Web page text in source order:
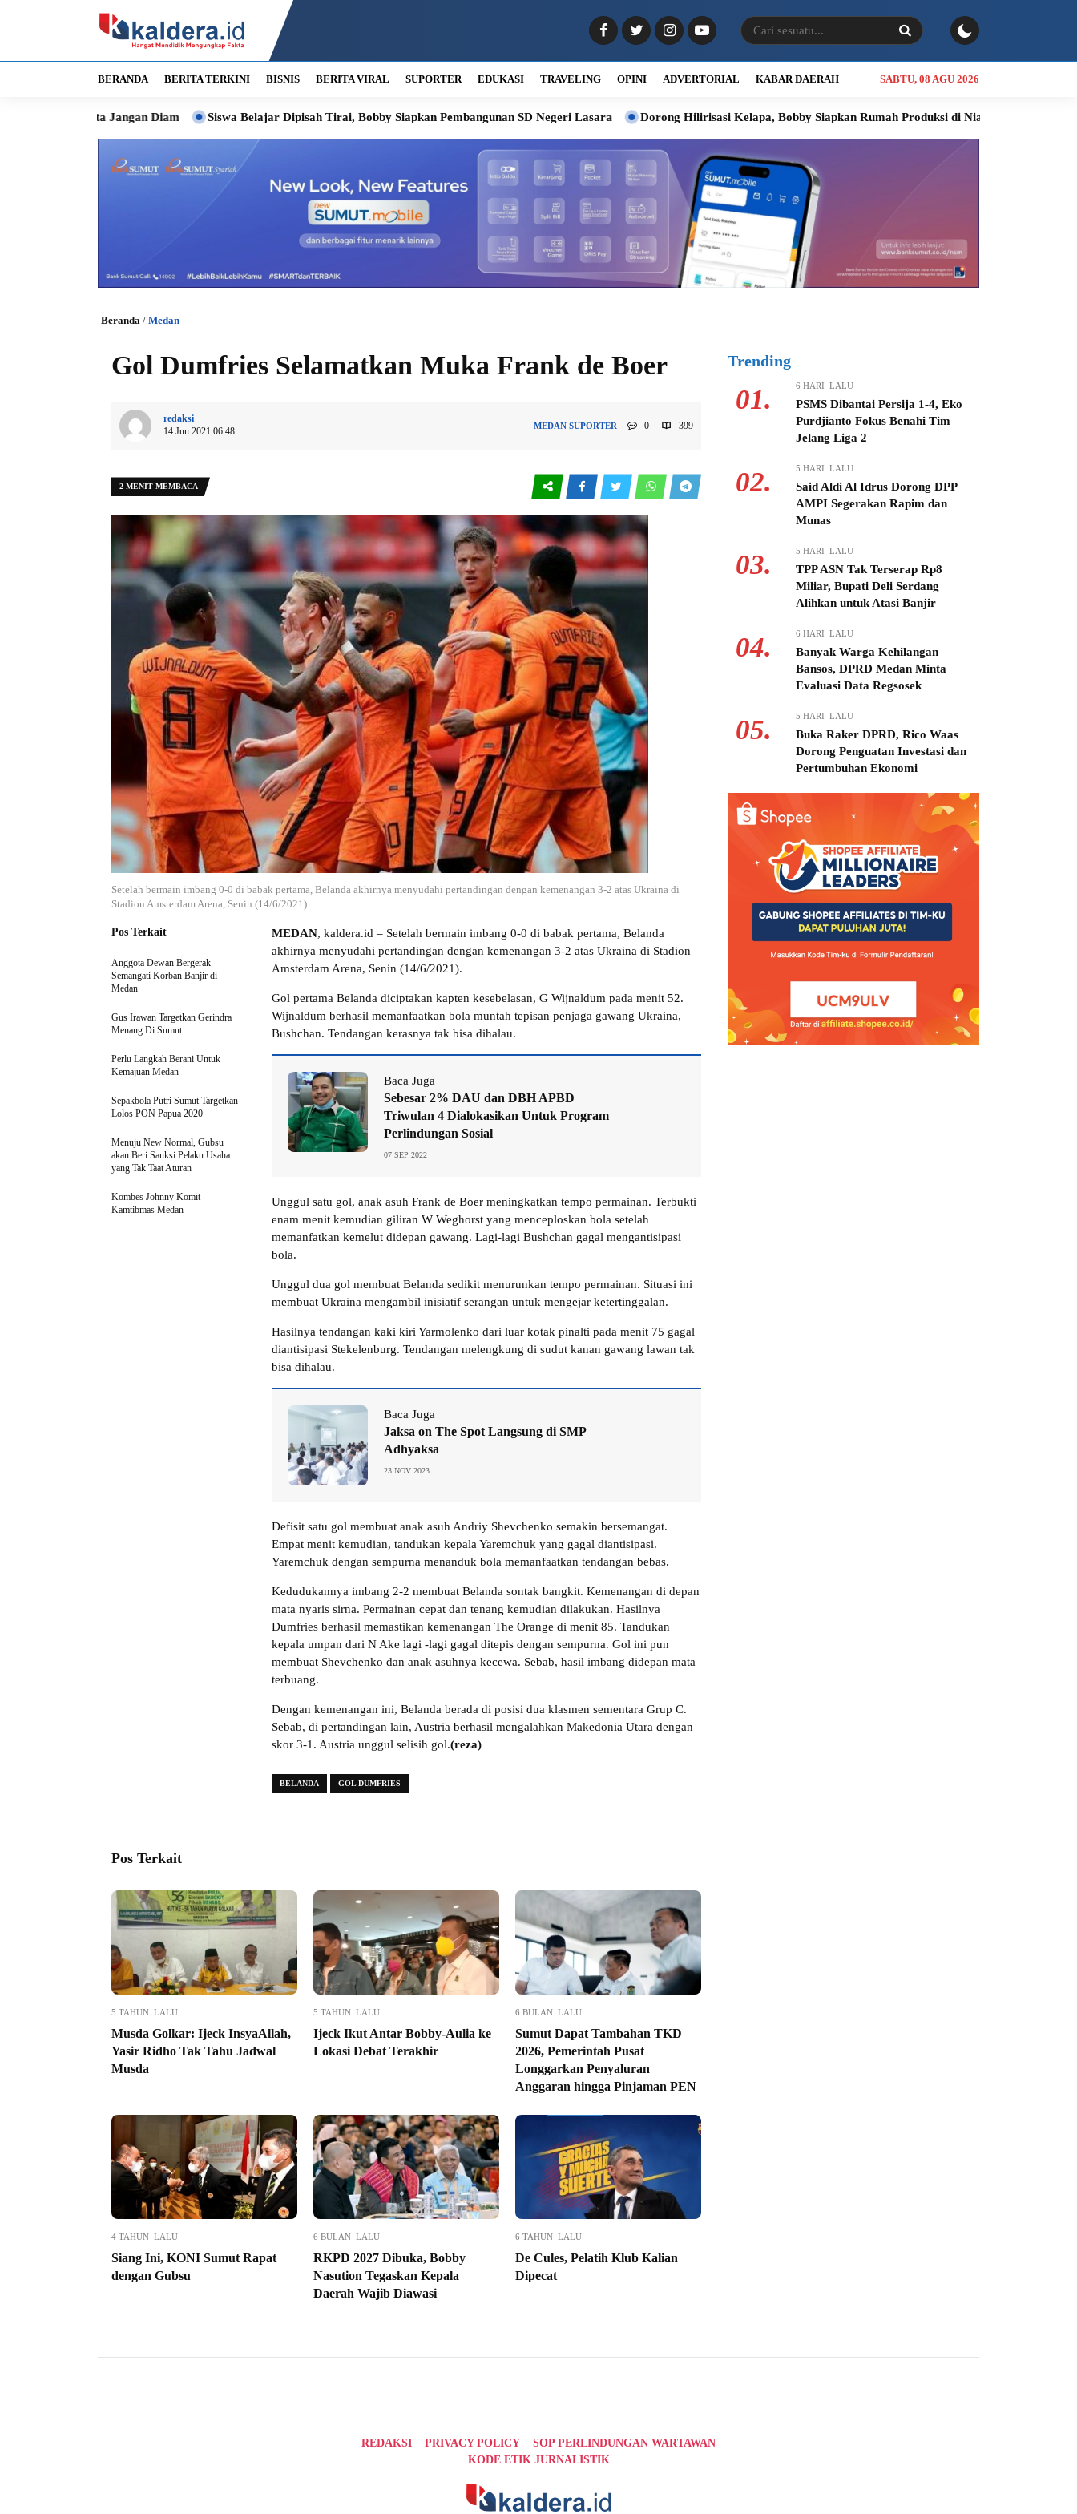
BERANDA BERITA TERKINI BISNIS BERITA VIRAL SUPORTER EDUKASI TRAVELING OPINI ADVERTORIAL KABAR DAERAH SABTU, 08 AGU 2026
Jangan Diam Siswa Belajar Dipisah Tirai, Bobby Siapkan Pembangunan SD Negeri Lasara Dorong Hilirisasi Kelapa, Bobby Siapkan Rumah Produksi di Nias Utara INALUM Siapkan
Beranda / Medan
Gol Dumfries Selamatkan Muka Frank de Boer
redaksi
14 Jun 2021 06:48
MEDAN SUPORTER 0 399
2 MENIT MEMBACA
Setelah bermain imbang 0-0 di babak pertama, Belanda akhirnya menyudahi pertandingan dengan kemenangan 3-2 atas Ukraina di
Stadion Amsterdam Arena, Senin (14/6/2021).
MEDAN, kaldera.id – Setelah bermain imbang 0-0 di babak pertama, Belanda
akhirnya menyudahi pertandingan dengan kemenangan 3-2 atas Ukraina di Stadion
Amsterdam Arena, Senin (14/6/2021).
Gol pertama Belanda diciptakan kapten kesebelasan, G Wijnaldum pada menit 52.
Wijnaldum berhasil memanfaatkan bola muntah tepisan penjaga gawang Ukraina,
Bushchan. Tendangan kerasnya tak bisa dihalau.
Baca Juga
Sebesar 2% DAU dan DBH APBD
Triwulan 4 Dialokasikan Untuk Program
Perlindungan Sosial
07 SEP 2022
Unggul satu gol, anak asuh Frank de Boer meningkatkan tempo permainan. Terbukti
enam menit kemudian giliran W Weghorst yang menceploskan bola setelah
memanfatkan kemelut didepan gawang. Lagi-lagi Bushchan gagal mengantisipasi
bola.
Unggul dua gol membuat Belanda sedikit menurunkan tempo permainan. Situasi ini
membuat Ukraina mengambil inisiatif serangan untuk mengejar ketertinggalan.
Hasilnya tendangan kaki kiri Yarmolenko dari luar kotak pinalti pada menit 75 gagal
diantisipasi Stekelenburg. Tendangan melengkung di sudut kanan gawang lawan tak
bisa dihalau.
Baca Juga
Jaksa on The Spot Langsung di SMP
Adhyaksa
23 NOV 2023
Defisit satu gol membuat anak asuh Andriy Shevchenko semakin bersemangat.
Empat menit kemudian, tandukan kepala Yaremchuk yang gagal diantisipasi.
Yaremchuk dengan sempurna menanduk bola memanfaatkan tendangan bebas.
Kedudukannya imbang 2-2 membuat Belanda sontak bangkit. Kemenangan di depan
mata nyaris sirna. Permainan cepat dan tenang kemudian dilakukan. Hasilnya
Dumfries berhasil memastikan kemenangan The Orange di menit 85. Tandukan
kepala umpan dari N Ake lagi -lagi gagal ditepis dengan sempurna. Gol ini pun
membuat Shevchenko dan anak asuhnya kecewa. Sebab, hasil imbang didepan mata
terbuang.
Dengan kemenangan ini, Belanda berada di posisi dua klasmen sementara Grup C.
Sebab, di pertandingan lain, Austria berhasil mengalahkan Makedonia Utara dengan
skor 3-1. Austria unggul selisih gol.(reza)
BELANDA GOL DUMFRIES
Pos Terkait
Anggota Dewan Bergerak
Semangati Korban Banjir di
Medan
Gus Irawan Targetkan Gerindra
Menang Di Sumut
Perlu Langkah Berani Untuk
Kemajuan Medan
Sepakbola Putri Sumut Targetkan
Lolos PON Papua 2020
Menuju New Normal, Gubsu
akan Beri Sanksi Pelaku Usaha
yang Tak Taat Aturan
Kombes Johnny Komit
Kamtibmas Medan
Pos Terkait
5 TAHUN LALU
Musda Golkar: Ijeck InsyaAllah,
Yasir Ridho Tak Tahu Jadwal
Musda
5 TAHUN LALU
Ijeck Ikut Antar Bobby-Aulia ke
Lokasi Debat Terakhir
6 BULAN LALU
Sumut Dapat Tambahan TKD
2026, Pemerintah Pusat
Longgarkan Penyaluran
Anggaran hingga Pinjaman PEN
4 TAHUN LALU
Siang Ini, KONI Sumut Rapat
dengan Gubsu
6 BULAN LALU
RKPD 2027 Dibuka, Bobby
Nasution Tegaskan Kepala
Daerah Wajib Diawasi
6 TAHUN LALU
De Cules, Pelatih Klub Kalian
Dipecat
Trending
01. 6 HARI LALU
PSMS Dibantai Persija 1-4, Eko
Purdjianto Fokus Benahi Tim
Jelang Liga 2
02. 5 HARI LALU
Said Aldi Al Idrus Dorong DPP
AMPI Segerakan Rapim dan
Munas
03. 5 HARI LALU
TPP ASN Tak Terserap Rp8
Miliar, Bupati Deli Serdang
Alihkan untuk Atasi Banjir
04. 6 HARI LALU
Banyak Warga Kehilangan
Bansos, DPRD Medan Minta
Evaluasi Data Regsosek
05. 5 HARI LALU
Buka Raker DPRD, Rico Waas
Dorong Penguatan Investasi dan
Pertumbuhan Ekonomi
REDAKSI PRIVACY POLICY
SOP PERLINDUNGAN WARTAWAN
KODE ETIK JURNALISTIK